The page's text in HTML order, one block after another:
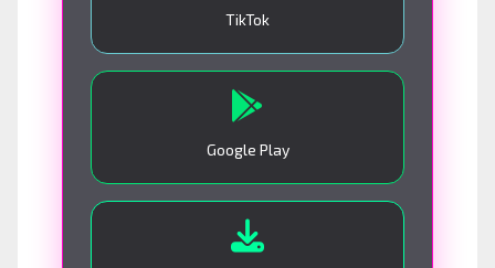
TikTok
Google Play